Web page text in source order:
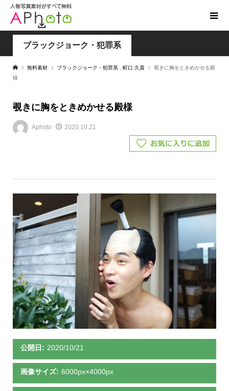
ブラックジョーク・犯罪系
無料素材 ブラックジョーク・犯罪系 町口 久貴
覗きに胸をときめかせる殿
様
覗きに胸をときめかせる殿様
Aphoto 2020.10.21
公開日: 2020/10/21
画像サイズ: 6000px×4000px